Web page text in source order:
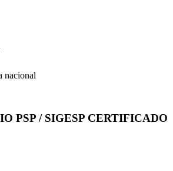
nacional
PSP / SIGESP CERTIFICADO